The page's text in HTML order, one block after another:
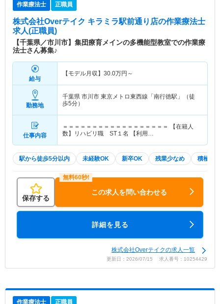
作業療法士 正職員
株式会社Overテイク キラミラ駅前通り店の作業療法士
求人(正職員)
【千葉県／市川市】集団療育メインの多機能型教室での作業療
法士さん募集♪
給与
【モデル月収】 30.0万円～
勤務地
千葉県 市川市 東京メトロ東西線「南行徳駅」（徒
歩5分）
仕事内容
＝＝＝＝＝＝＝＝＝＝＝＝＝＝＝＝＝＝ 【在籍人
数】リハビリ職 ST１名 【利用…
駅から徒歩5分以内 未経験OK 新卒OK 残業少なめ 積極採
保存する
この求人を問い合わせる
詳細を見る
株式会社Overテイクの求人一覧
更新日：2026/07/15 求人番号：10254429
作業療法士 正職員